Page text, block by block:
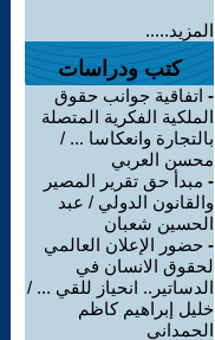
المزيد.....
كتب ودراسات
- اتفاقية جوانب حقوق
الملكية الفكرية المتصلة
بالتجارة وانعكاسا ... /
محسن العربي
- مبدأ حق تقرير المصير
والقانون الدولي / عبد
الحسين شعبان
- حضور الإعلان العالمي
لحقوق الانسان في
الدساتير.. انحياز للقي ... /
خليل إبراهيم كاظم
الحمداني